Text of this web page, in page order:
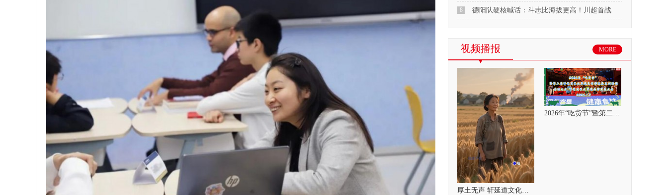
8 德阳队硬核喊话：斗志比海拔更高！川超首战
视频播报 MORE
厚土无声 轩延道文化，疗愈自己，温暖他人
2026年“吃货节”暨第二届呼伦贝尔大草